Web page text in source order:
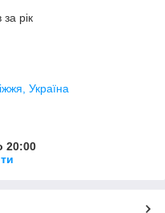
рік
Україна
20:00